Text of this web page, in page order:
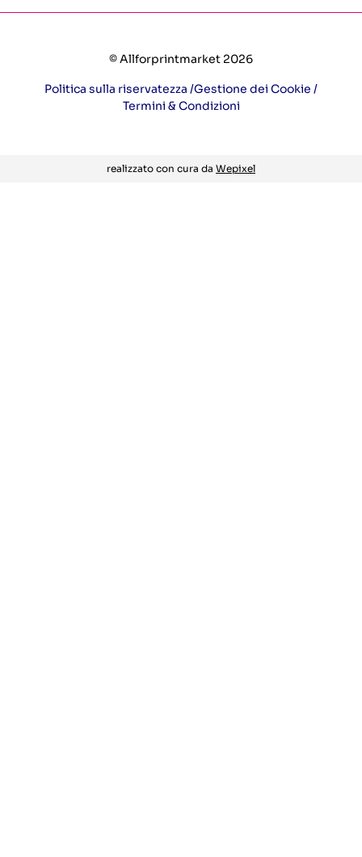
© Allforprintmarket 2026
Politica sulla riservatezza /Gestione dei Cookie /
Termini & Condizioni
realizzato con cura da Wepixel